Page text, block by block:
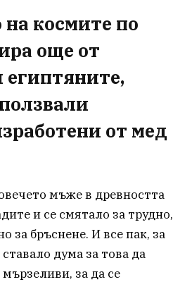
космите по
още от
от мед
мъже в древността
и се смятало за трудно,
за бръснене. И все пак, за
дума за това да
за да се